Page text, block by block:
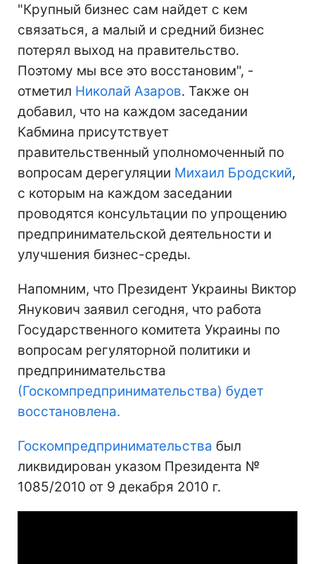
"Крупный бизнес сам найдет с кем
связаться, а малый и средний бизнес
потерял выход на правительство.
Поэтому мы все это восстановим", -
отметил Николай Азаров. Также он
добавил, что на каждом заседании
Кабмина присутствует
правительственный уполномоченный по
вопросам дерегуляции Михаил Бродский,
с которым на каждом заседании
проводятся консультации по упрощению
предпринимательской деятельности и
улучшения бизнес-среды.
Напомним, что Президент Украины Виктор
Янукович заявил сегодня, что работа
Государственного комитета Украины по
вопросам регуляторной политики и
предпринимательства
(Госкомпредпринимательства) будет
восстановлена.
Госкомпредпринимательства был
ликвидирован указом Президента №
1085/2010 от 9 декабря 2010 г.